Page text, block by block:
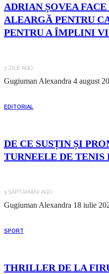
ADRIAN ȘOVEA
ALEARGĂ PENTRU
PENTRU A ÎMPLINI
3 ZILE AGO
Gugiuman Alexandra 4 august
EDITORIAL
DE CE SUSȚIN ȘI
TURNEELE DE TENIS
3 SĂPTĂMÂNI AGO
Gugiuman Alexandra 18 iulie
SPORT
THRILLER DE LA